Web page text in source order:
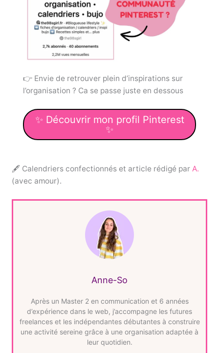
👉 Envie de retrouver plein d’inspirations sur
l’organisation ? Ca se passe juste en dessous
✨ Découvrir mon profil Pinterest
✨
🖋 Calendriers confectionnés et article rédigé par A.
(avec amour).
Anne-So
Après un Master 2 en communication et 6 années
d’expérience dans le web, j’accompagne les futures
freelances et les indépendantes débutantes à construire
une activité sereine grâce à une organisation adaptée à
leur quotidien.